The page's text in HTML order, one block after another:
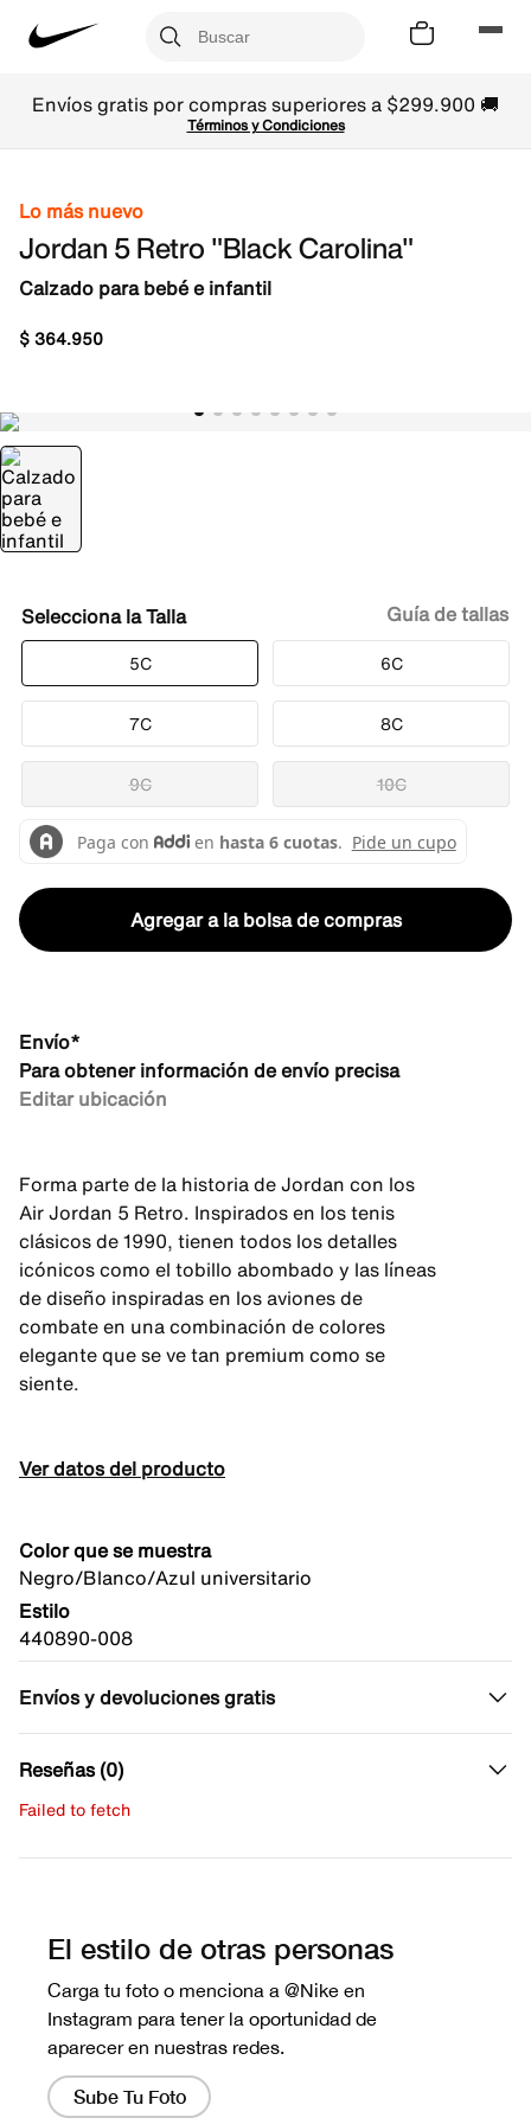
Envíos gratis por compras superiores a $299.900 🚚
Términos y Condiciones
Lo más nuevo
Jordan 5 Retro "Black Carolina"
Calzado para bebé e infantil
$364.950
Talla
5C 6C
7C 8C
9C 10C
Guía de tallas
Agregar a la bolsa de compras
Envío*
Para obtener información de envío precisa
Editar ubicación
Forma parte de la historia de Jordan con los
Air Jordan 5 Retro. Inspirados en los tenis
clásicos de 1990, tienen todos los detalles
icónicos como el tobillo abombado y las líneas
de diseño inspiradas en los aviones de
combate en una combinación de colores
elegante que se ve tan premium como se
siente.
Ver datos del producto
Color que se muestra
Negro/Blanco/Azul universitario
Estilo
440890-008
Envíos y devoluciones gratis
Reseñas (0)
Failed to fetch